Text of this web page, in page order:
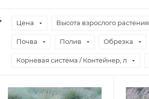
Цена Высота взрослого растения
Почва Полив Обрезка
Корневая система / Контейнер, л